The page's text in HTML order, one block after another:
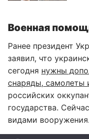
Военная
Ранее президент
заявил, что
сегодня нужны
снаряды, самолеты
российских
государства.
видами вооружения.